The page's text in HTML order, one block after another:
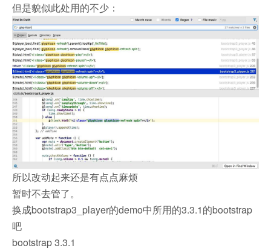
但是貌似此处用的不少：
所以改动起来还是有点点麻烦
暂时不去管了。
换成bootstrap3_player的demo中所用的3.3.1的bootstrap
吧
bootstrap 3.3.1